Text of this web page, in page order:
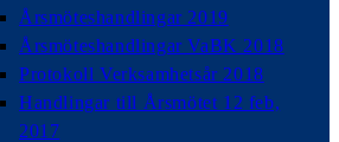
Årsmöteshandlingar 2019
Årsmöteshandlingar VaBK 2018
Protokoll Verksamhetsår 2018
Handlingar till Årsmötet 12 feb,
2017